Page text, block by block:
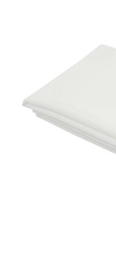
Drinkglazen
Glazen & karaffen
Dubbelwandige glazen